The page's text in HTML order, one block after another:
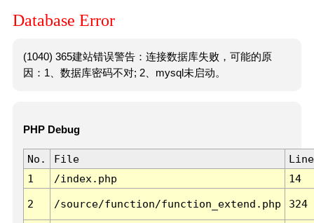
Database Error
(1040) 365建站错误警告：连接数据库失败，可能的原
因：1、数据库密码不对; 2、mysql未启动。
PHP Debug
No. File
Line
1
/index.php 14
2 /source/function/function_extend.php 324